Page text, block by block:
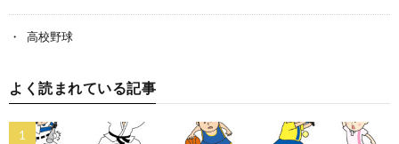
高校野球
よく読まれている記事